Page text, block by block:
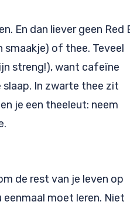
En dan liever geen Red
smaakje) of thee. Teveel
streng!), want cafeïne
In zwarte thee zit
je een theeleut: neem
de rest van je leven op
moet leren. Niet